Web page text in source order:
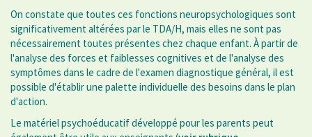
On constate que toutes ces fonctions neuropsychologiques sont
significativement altérées par le TDA/H, mais elles ne sont pas
nécessairement toutes présentes chez chaque enfant. À partir de
l'analyse des forces et faiblesses cognitives et de l'analyse des
symptômes dans le cadre de l'examen diagnostique général, il est
possible d'établir une palette individuelle des besoins dans le plan
d'action.
Le matériel psychoéducatif développé pour les parents peut